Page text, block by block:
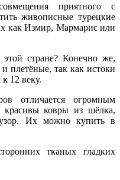
приятного с
живописные турецкие
как Измир, Мармарис или
стране? Конечно же,
плетёные, так как истоки
12 веку.
отличается огромным
красивы ковры из шёлка,
Их можно купить в
тканых гладких